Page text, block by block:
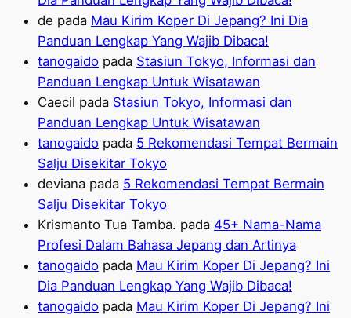
de pada Mau Kirim Koper Di Jepang? Ini Dia
Panduan Lengkap Yang Wajib Dibaca!
tanogaido pada Stasiun Tokyo, Informasi dan
Panduan Lengkap Untuk Wisatawan
Caecil pada Stasiun Tokyo, Informasi dan
Panduan Lengkap Untuk Wisatawan
tanogaido pada 5 Rekomendasi Tempat Bermain
Salju Disekitar Tokyo
deviana pada 5 Rekomendasi Tempat Bermain
Salju Disekitar Tokyo
Krismanto Tua Tamba. pada 45+ Nama-Nama
Profesi Dalam Bahasa Jepang dan Artinya
tanogaido pada Mau Kirim Koper Di Jepang? Ini
Dia Panduan Lengkap Yang Wajib Dibaca!
tanogaido pada Mau Kirim Koper Di Jepang? Ini